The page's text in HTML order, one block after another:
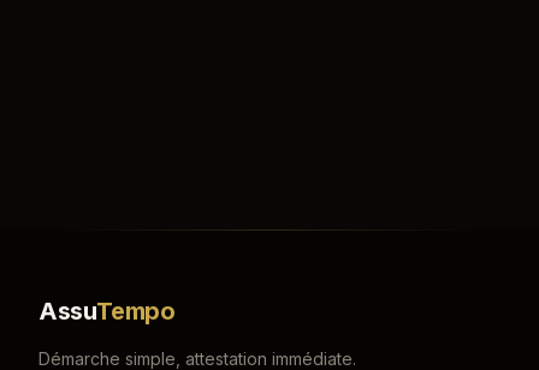
AssuTempo
Démarche simple, attestation immédiate.